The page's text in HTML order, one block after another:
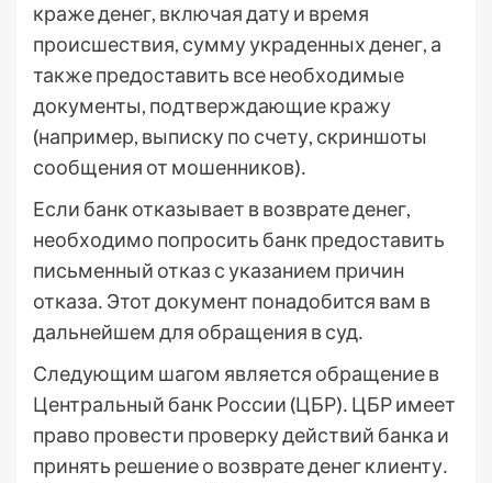
краже денег, включая дату и время
происшествия, сумму украденных денег, а
также предоставить все необходимые
документы, подтверждающие кражу
(например, выписку по счету, скриншоты
сообщения от мошенников)․
Если банк отказывает в возврате денег,
необходимо попросить банк предоставить
письменный отказ с указанием причин
отказа․ Этот документ понадобится вам в
дальнейшем для обращения в суд․
Следующим шагом является обращение в
Центральный банк России (ЦБР)․ ЦБР имеет
право провести проверку действий банка и
принять решение о возврате денег клиенту․